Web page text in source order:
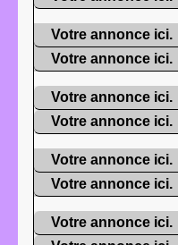
Votre annonce ici.
Votre annonce ici.
Votre annonce ici.
Votre annonce ici.
Votre annonce ici.
Votre annonce ici.
Votre annonce ici.